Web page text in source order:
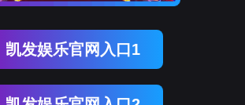
栏目不存在！
页面自动跳转等待时间：3秒